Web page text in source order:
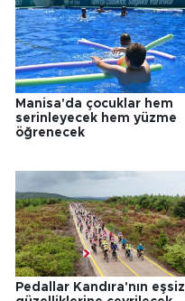
Manisa'da çocuklar hem
serinleyecek hem yüzme
öğrenecek
Pedallar Kandıra'nın eşsiz